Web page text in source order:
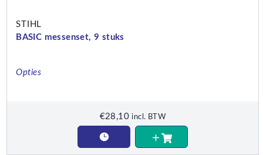
STIHL
BASIC messenset, 9 stuks
Opties
€28,10 incl. BTW